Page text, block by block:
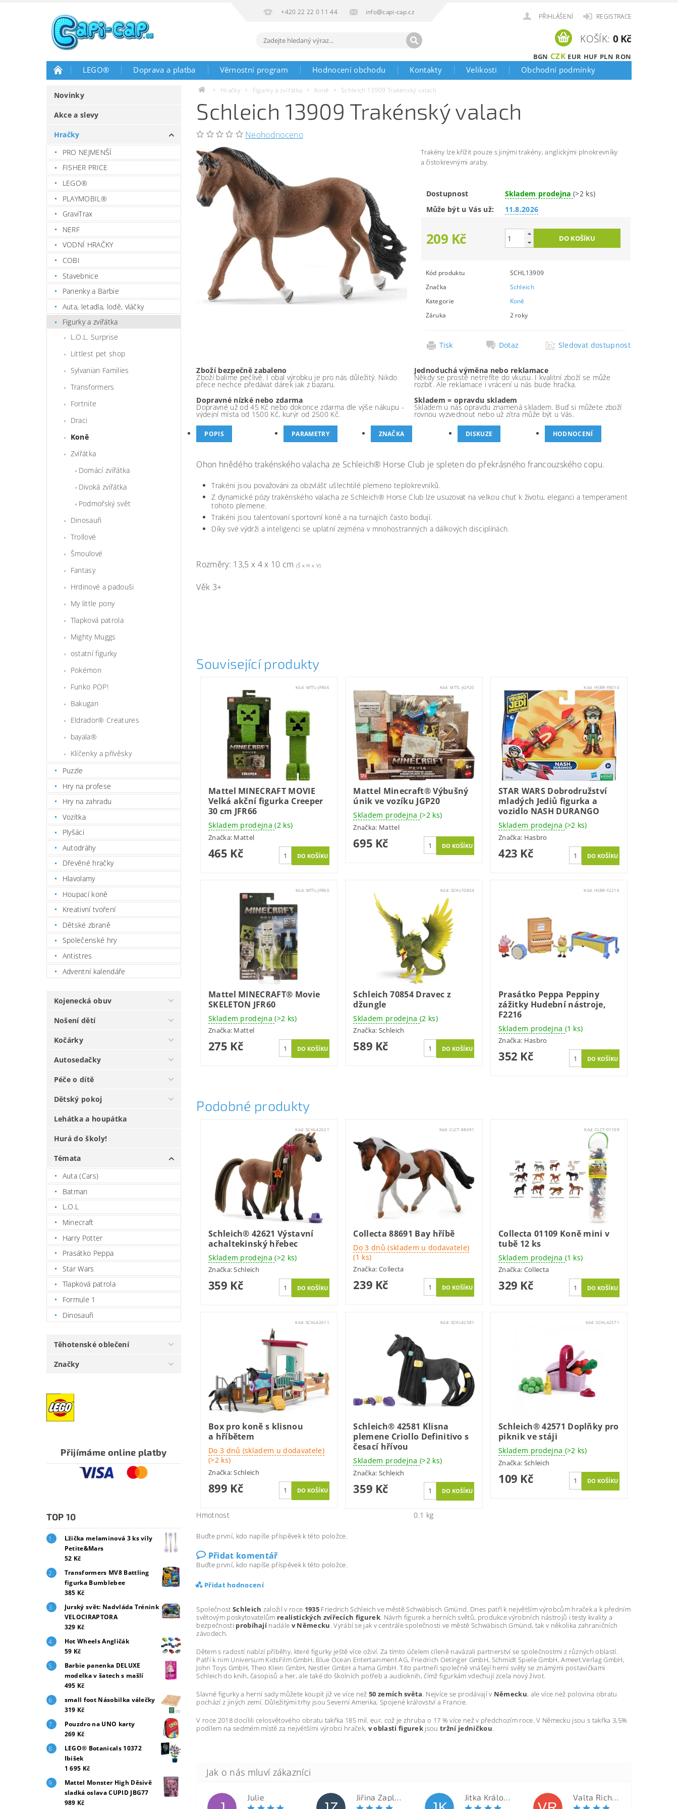
+420 22 22 0 11 44 info@capi-cap.cz
PŘIHLÁŠENÍ REGISTRACE
BGN CZK EUR HUF PLN RON
KOŠÍK: 0 Kč
LEGO® Doprava a platba Věrnostní program Hodnocení obchodu Kontakty Velikosti Obchodní podmínky
Novinky
Akce a slevy
Hračky
PRO NEJMENŠÍ
FISHER PRICE
LEGO®
PLAYMOBIL®
GraviTrax
NERF
VODNÍ HRAČKY
COBI
Stavebnice
Panenky a Barbie
Auta, letadla, lodě, vláčky
Figurky a zvířátka
L.O.L. Surprise
Littlest pet shop
Sylvanian Families
Transformers
Fortnite
Draci
Koně
Zvířátka
Domácí zvířátka
Divoká zvířátka
Podmořský svět
Dinosauři
Trollové
Šmoulové
Fantasy
Hrdinové a padouši
My little pony
Tlapková patrola
Mighty Muggs
ostatní figurky
Pokémon
Funko POP!
Bakugan
Eldrador® Creatures
bayala®
Klíčenky a přívěsky
Puzzle
Hry na profese
Hry na zahradu
Vozítka
Plyšáci
Autodráhy
Dřevěné hračky
Hlavolamy
Houpací koně
Kreativní tvoření
Dětské zbraně
Společenské hry
Antistres
Adventní kalendáře
Kojenecká obuv
Nošení dětí
Kočárky
Autosedačky
Péče o dítě
Dětský pokoj
Lehátka a houpátka
Hurá do školy!
Témata
Auta (Cars)
Batman
L.O.L
Minecraft
Harry Potter
Prasátko Peppa
Star Wars
Tlapková patrola
Formule 1
Dinosauři
Těhotenské oblečení
Značky
Přijímáme online platby
TOP 10
Lžička melaminová 3 ks víly
Petite&Mars
52 Kč
Transformers MV8 Battling
figurka Bumblebee
385 Kč
Jurský svět: Nadvláda Trénink
VELOCIRAPTORA
329 Kč
Hot Wheels Angličák
59 Kč
Barbie panenka DELUXE
modelka v šatech s mašlí
495 Kč
small foot Násobilka válečky
319 Kč
Pouzdro na UNO karty
269 Kč
LEGO® Botanicals 10372
Ibišek
1 695 Kč
Mattel Monster High Děsivě
sladká oslava CUPID JBG77
989 Kč
Hračky Figurky a zvířátka Koně Schleich 13909 Trakénský valach
Schleich 13909 Trakénský valach
Neohodnoceno
Trakény lze křížit pouze s jinými trakény, anglickými plnokrevníky
a čistokrevnými araby.
Dostupnost Skladem prodejna (>2 ks)
Může být u Vás už:
11.8.2026
209 Kč
Kód produktu
SCHL13909
Značka
Schleich
Kategorie
Koně
Záruka
2 roky
Tisk Dotaz Sledovat dostupnost
Zboží bezpečně zabaleno
Zboží balíme pečlivě. I obal výrobku je pro nás důležitý. Nikdo
přece nechce předávat dárek jak z bazaru.
Jednoduchá výměna nebo reklamace
Někdy se prostě netrefíte do vkusu. I kvalitní zboží se může
rozbít. Ale reklamace i vrácení u nás bude hračka.
Dopravné nízké nebo zdarma
Dopravné už od 45 Kč nebo dokonce zdarma dle výše nákupu -
výdejní místa od 1500 Kč, kurýr od 2500 Kč.
Skladem = opravdu skladem
Skladem u nás opravdu znamená skladem. Buď si můžete zboží
rovnou vyzvednout nebo už zítra může být u Vás.
POPIS PARAMETRY ZNAČKA DISKUZE HODNOCENÍ
Ohon hnědého trakénského valacha ze Schleich® Horse Club je spleten do překrásného francouzského copu.
Trakéni jsou považováni za obzvlášť ušlechtilé plemeno teplokrevníků.
Z dynamické pózy trakénského valacha ze Schleich® Horse Club lze usuzovat na velkou chuť k životu, eleganci a temperament
tohoto plemene.
Trakéni jsou talentovaní sportovní koně a na turnajích často bodují.
Díky své výdrži a inteligenci se uplatní zejména v mnohostranných a dálkových disciplínách.
Rozměry: 13,5 x 4 x 10 cm (Š x H x V)
Věk 3+
Související produkty
Kód: MTTL-JFR66
Mattel MINECRAFT MOVIE
Velká akční figurka Creeper
30 cm JFR66
Skladem prodejna(2 ks)
Značka: Mattel
465 Kč
Kód:MTTL-JGP20
Mattel Minecraft® Výbušný
únik ve vozíku JGP20
Skladem prodejna (>2 ks)
Značka: Mattel
695 Kč
Kód: HSBR-F8010
STAR WARS Dobrodružství
mladých Jediů figurka a
vozidlo NASH DURANGO
Skladem prodejna (>2 ks)
Značka: Hasbro
423 Kč
Kód: MTTL-JFR60
Mattel MINECRAFT® Movie
SKELETON JFR60
Skladem prodejna(>2 ks)
Značka: Mattel
275 Kč
Kód: SCHL70854
Schleich 70854 Dravec z
džungle
Skladem prodejna (2 ks)
Značka:Schleich
589 Kč
Kód: HSBR-F2216
Prasátko Peppa Peppiny
zážitky Hudební nástroje,
F2216
Skladem prodejna (1 ks)
Značka: Hasbro
352 Kč
Podobné produkty
Kód:SCHL42621
Schleich® 42621 Výstavní
achaltekinský hřebec
Skladem prodejna(>2 ks)
Značka:Schleich
359 Kč
Kód:CLCT-88691
Collecta 88691 Bay hříbě
Do 3 dnů (skladem u dodavatele)
(1 ks)
Značka:Collecta
239 Kč
Kód: CLCT-01109
Collecta 01109 Koně mini v
tubě 12 ks
Skladem prodejna (1 ks)
Značka: Collecta
329 Kč
Kód:SCHL42611
Box pro koně s klisnou
a hříbětem
Do 3 dnů (skladem u dodavatele)
(>2 ks)
Značka:Schleich
899 Kč
Kód: SCHL42581
Schleich® 42581 Klisna
plemene Criollo Definitivo s
česací hřívou
Skladem prodejna (>2 ks)
Značka:Schleich
359 Kč
Kód:SCHL42571
Schleich® 42571 Doplňky pro
piknik ve stáji
Skladem prodejna (>2 ks)
Značka: Schleich
109 Kč
Hmotnost 0.1 kg
Buďte první, kdo napíše příspěvek k této položce.
Přidat komentář
Buďte první, kdo napíše příspěvek k této položce.
Přidat hodnocení
Společnost Schleich založil v roce 1935Friedrich Schleich ve městě Schwäbisch Gmünd. Dnes patří k největším výrobcům hraček a k předním
světovým poskytovatelům realistických zvířecích figurek . Návrh figurek a herních světů, produkce výrobních nástrojů i testy kvality a
bezpečnosti probíhajínadále v Německu . Vyrábí se jak v centrále společnosti ve městě Schwäbisch Gmünd, tak v několika zahraničních
závodech.
Dětem s radostí nabízí příběhy, které figurky ještě více oživí. Za tímto účelem cíleně navázali partnerství se společnostmi z různých oblastí.
Patří k nim Universum KidsFilm GmbH, Blue Ocean Entertainment AG, Friedrich Oetinger GmbH, Schmidt Spiele GmbH, Ameet.Verlag GmbH,
John Toys GmbH, Theo Klein GmbH, Nestler GmbH a hama GmbH. Tito partneři společně vnášejí herní světy se známými postavičkami
Schleich do knih, časopisů a her, ale také do školních potřeb a audioknih, čímž figurkám vdechují zcela nový život.
Slavné figurky a herní sady můžete koupit již ve více než 50 zemích světa . Nejvíce se prodávají v Německu, ale více než polovina obratu
pochází z jiných zemí. Důležitými trhy jsou Severní Amerika, Spojené království a Francie.
V roce 2018 docílili celosvětového obratu takřka 185 mil. eur, což je zhruba o 17 % více než v předchozím roce. V Německu jsou s takřka 3,5%
podílem na sedmém místě za největšími výrobci hraček, v oblasti figurek jsou tržní jedničkou
Julie